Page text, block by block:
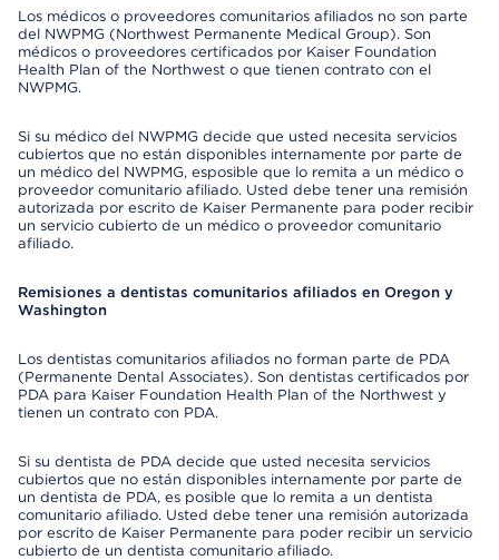
Los médicos o proveedores comunitarios afiliados no son parte
del NWPMG (Northwest Permanente Medical Group). Son
médicos o proveedores certificados por Kaiser Foundation
Health Plan of the Northwest o que tienen contrato con el
NWPMG.
Si su médico del NWPMG decide que usted necesita servicios
cubiertos que no están disponibles internamente por parte de
un médico del NWPMG, esposible que lo remita a un médico o
proveedor comunitario afiliado. Usted debe tener una remisión
autorizada por escrito de Kaiser Permanente para poder recibir
un servicio cubierto de un médico o proveedor comunitario
afiliado.
Remisiones a dentistas comunitarios afiliados en Oregon y
Washington
Los dentistas comunitarios afiliados no forman parte de PDA
(Permanente Dental Associates). Son dentistas certificados por
PDA para Kaiser Foundation Health Plan of the Northwest y
tienen un contrato con PDA.
Si su dentista de PDA decide que usted necesita servicios
cubiertos que no están disponibles internamente por parte de
un dentista de PDA, es posible que lo remita a un dentista
comunitario afiliado. Usted debe tener una remisión autorizada
por escrito de Kaiser Permanente para poder recibir un servicio
cubierto de un dentista comunitario afiliado.